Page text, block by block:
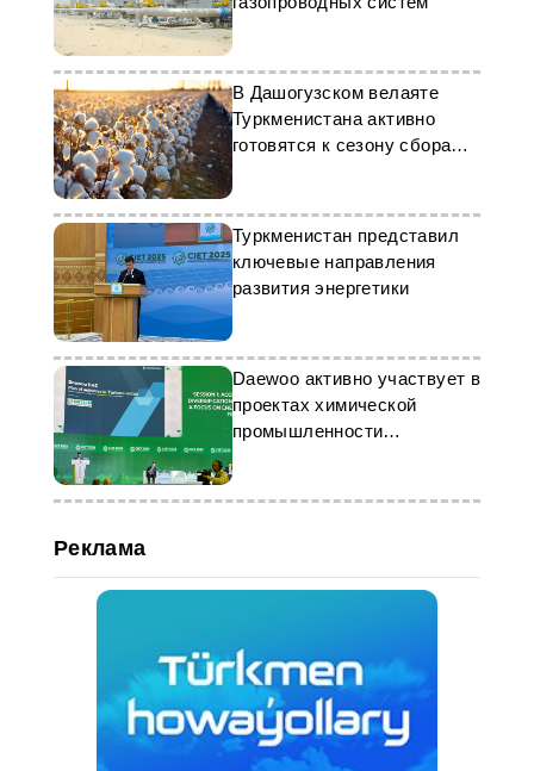
В Дашогузском велаяте
Туркменистана активно
готовятся к сезону сбора
хлопка
Туркменистан представил
ключевые направления
развития энергетики
Daewoo активно участвует в
проектах химической
промышленности
Туркменистана
Реклама